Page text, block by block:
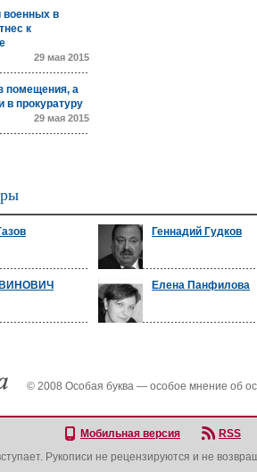
военных в
к
29 мая 2015
помещения, а
в прокуратуру
29 мая 2015
Геннадий Гудков
Елена Панфилова
© 2008 Особая буква — особое мнение об
Мобильная версия
RSS
Рукописи не рецензируются и не